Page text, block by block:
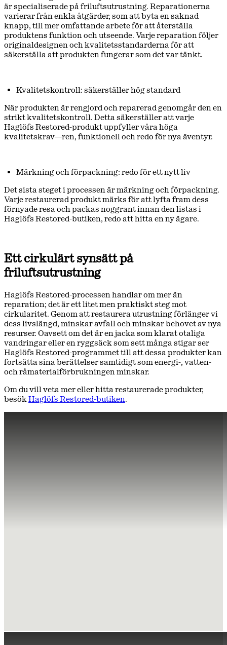
är specialiserade på friluftsutrustning. Reparationerna
varierar från enkla åtgärder, som att byta en saknad
knapp, till mer omfattande arbete för att återställa
produktens funktion och utseende. Varje reparation följer
originaldesignen och kvalitetsstandarderna för att
säkerställa att produkten fungerar som det var tänkt.
Kvalitetskontroll: säkerställer hög standard
När produkten är rengjord och reparerad genomgår den en
strikt kvalitetskontroll. Detta säkerställer att varje
Haglöfs Restored-produkt uppfyller våra höga
kvalitetskrav—ren, funktionell och redo för nya äventyr.
Märkning och förpackning: redo för ett nytt liv
Det sista steget i processen är märkning och förpackning.
Varje restaurerad produkt märks för att lyfta fram dess
förnyade resa och packas noggrant innan den listas i
Haglöfs Restored-butiken, redo att hitta en ny ägare.
Ett cirkulärt synsätt på
friluftsutrustning
Haglöfs Restored-processen handlar om mer än
reparation; det är ett litet men praktiskt steg mot
cirkularitet. Genom att restaurera utrustning förlänger vi
dess livslängd, minskar avfall och minskar behovet av nya
resurser. Oavsett om det är en jacka som klarat otaliga
vandringar eller en ryggsäck som sett många stigar ser
Haglöfs Restored-programmet till att dessa produkter kan
fortsätta sina berättelser samtidigt som energi-, vatten-
och råmaterialförbrukningen minskar.
Om du vill veta mer eller hitta restaurerade produkter,
besökHaglöfs Restored-butiken.